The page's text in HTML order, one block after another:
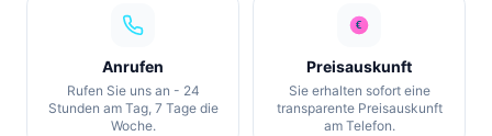
Anrufen
Rufen Sie uns an - 24
Stunden am Tag, 7 Tage die
Woche.
Preisauskunft
Sie erhalten sofort eine
transparente Preisauskunft
am Telefon.